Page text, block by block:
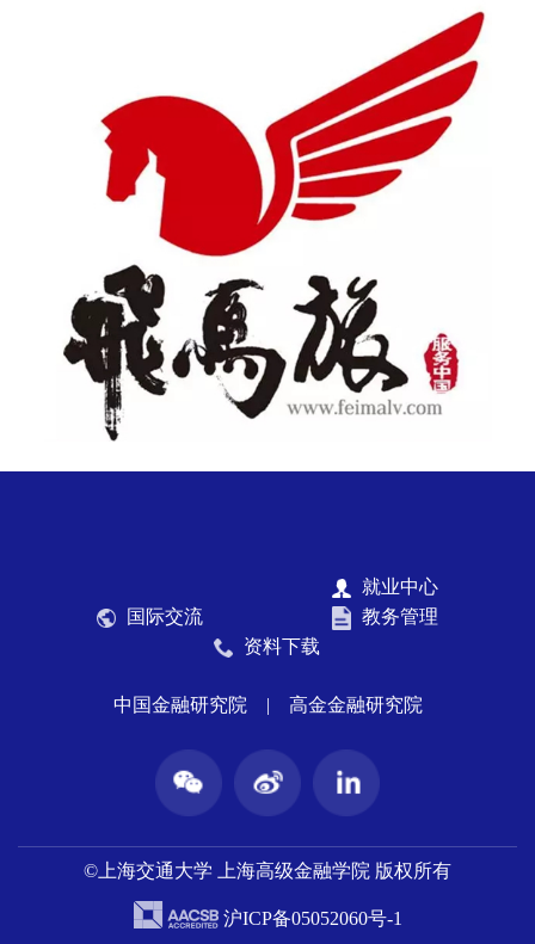
就业中心
国际交流
教务管理
资料下载
中国金融研究院 | 高金金融研究院
©上海交通大学 上海高级金融学院 版权所有
沪ICP备05052060号-1